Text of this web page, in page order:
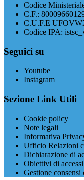
Codice
C.F.:
C.U.F.E
Codice IPA:
Seguici su
Youtube
Instagram
Sezione Link Utili
Cookie policy
Note legali
Informativa
Ufficio Relazioni
Dichiarazione di
Obiettivi di
Gestione consensi